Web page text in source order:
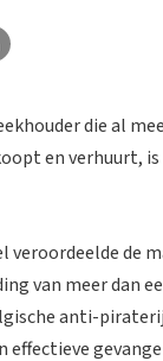
die al
en verhuurt,
veroordeelde de
van meer dan
anti-
effectieve